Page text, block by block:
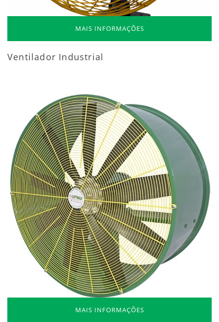
MAIS INFORMAÇÕES
Ventilador Industrial
MAIS INFORMAÇÕES